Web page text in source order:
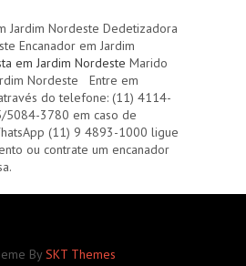
Jardim Nordeste Dedetizadora
Encanador em Jardim
em Jardim Nordeste Marido
Nordeste Entre em
do telefone: (11) 4114-
3780 em caso de
(11) 9 4893-1000 ligue
ou contrate um encanador
By SKT Themes